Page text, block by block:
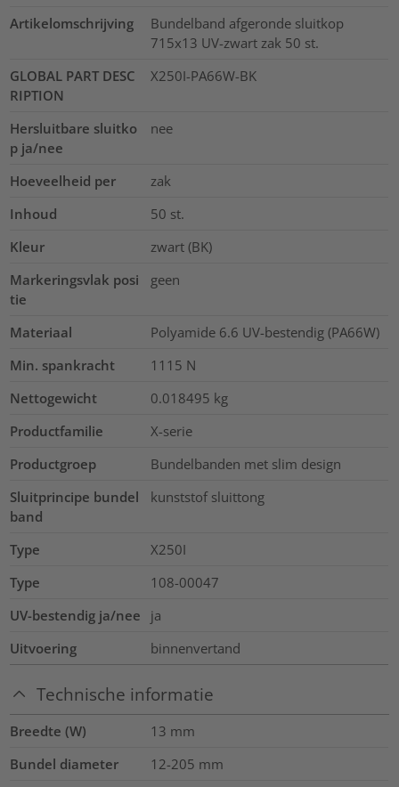
Artikelomschrijving
Bundelband afgeronde sluitkop
715x13 UV-zwart zak 50 st.
GLOBAL PART DESC
RIPTION
X250I-PA66W-BK
Hersluitbare sluitko
p ja/nee
nee
Hoeveelheid per
zak
Inhoud
50 st.
Kleur
zwart (BK)
Markeringsvlak posi
tie
geen
Materiaal
Polyamide 6.6 UV-bestendig (PA66W)
Min. spankracht
1115 N
Nettogewicht
0.018495 kg
Productfamilie
X-serie
Productgroep
Bundelbanden met slim design
Sluitprincipe bundel
band
kunststof sluittong
Type
X250I
Type
108-00047
UV-bestendig ja/nee
ja
Uitvoering
binnenvertand
Technische informatie
Breedte (W) 13 mm
Bundel diameter
12-205 mm